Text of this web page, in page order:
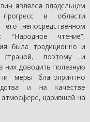
являлся владельцем
в области
непосредственном
“Народное чтение”,
была традиционно и
страной, поэтому и
них доводить полезную
меры благоприятно
и на качестве
царившей на